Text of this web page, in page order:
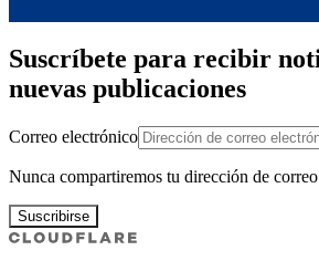
Suscríbete para recibir
nuevas publicaciones
Correo electrónico
Nunca compartiremos tu dirección de
Suscribirse